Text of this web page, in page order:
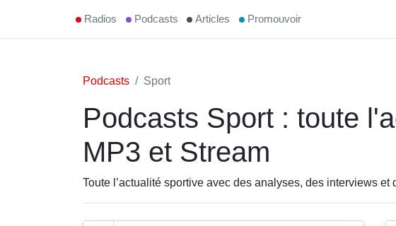
Radios Podcasts Articles Promouvoir
Podcasts Sport
Podcasts Sport : toute
MP3 et Stream
Toute l’actualité sportive avec des analyses, des interviews